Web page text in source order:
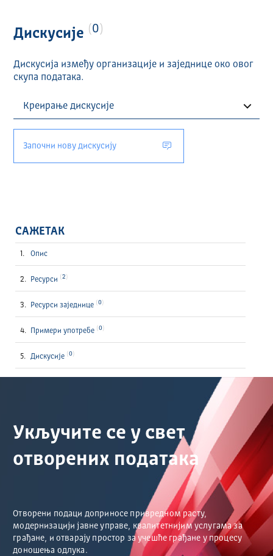
Дискусије 0
Дискусија између организације и заједнице око овог
скупа података.
Започни нову дискусију
САЖЕТАК
Опис
Ресурси 2
Ресурси заједнице 0
Примери употребе 0
Дискусије 0
Укључите се у свет
отворених података
Отворени подаци доприносе привредном расту,
модернизацији јавне управе, квалитетнијим услугама за
грађане, и отварају простор за учешће грађане у процесу
доношења одлука.